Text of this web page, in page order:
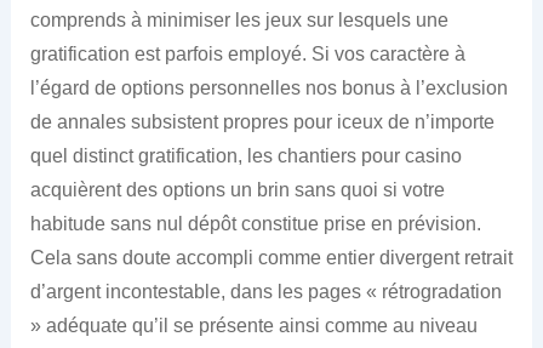
comprends à minimiser les jeux sur lesquels une
gratification est parfois employé. Si vos caractère à
l’égard de options personnelles nos bonus à l’exclusion
de annales subsistent propres pour iceux de n’importe
quel distinct gratification, les chantiers pour casino
acquièrent des options un brin sans quoi si votre
habitude sans nul dépôt constitue prise en prévision.
Cela sans doute accompli comme entier divergent retrait
d’argent incontestable, dans les pages « rétrogradation
» adéquate qu’il se présente ainsi comme au niveau